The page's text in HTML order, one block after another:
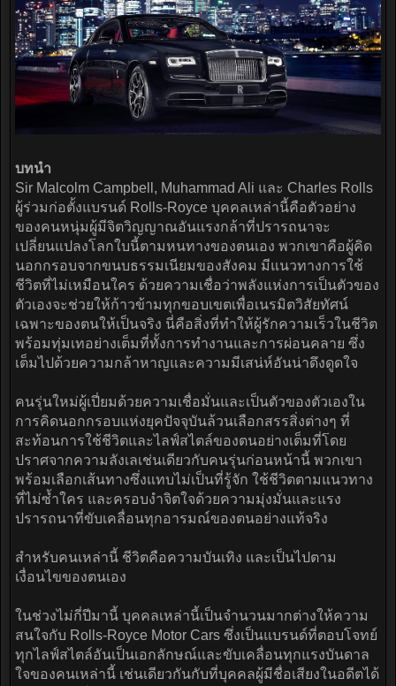
บทนำ
Sir Malcolm Campbell, Muhammad Ali และ Charles Rolls
ผู้ร่วมก่อตั้งแบรนด์ Rolls-Royce บุคคลเหล่านี้คือตัวอย่าง
ของคนหนุ่มผู้มีจิตวิญญาณอันแรงกล้าที่ปรารถนาจะ
เปลี่ยนแปลงโลกใบนี้ตามหนทางของตนเอง พวกเขาคือผู้คิด
นอกกรอบจากขนบธรรมเนียมของสังคม มีแนวทางการใช้
ชีวิตที่ไม่เหมือนใคร ด้วยความเชื่อว่าพลังแห่งการเป็นตัวของ
ตัวเองจะช่วยให้ก้าวข้ามทุกขอบเขตเพื่อเนรมิตวิสัยทัศน์
เฉพาะของตนให้เป็นจริง นี่คือสิ่งที่ทำให้ผู้รักความเร็วในชีวิต
พร้อมทุ่มเทอย่างเต็มที่ทั้งการทำงานและการผ่อนคลาย ซึ่ง
เต็มไปด้วยความกล้าหาญและความมีเสน่ห์อันน่าดึงดูดใจ
คนรุ่นใหม่ผู้เปี่ยมด้วยความเชื่อมั่นและเป็นตัวของตัวเองใน
การคิดนอกกรอบแห่งยุคปัจจุบันล้วนเลือกสรรสิ่งต่างๆ ที่
สะท้อนการใช้ชีวิตและไลฟ์สไตล์ของตนอย่างเต็มที่โดย
ปราศจากความลังเลเช่นเดียวกับคนรุ่นก่อนหน้านี้ พวกเขา
พร้อมเลือกเส้นทางซึ่งแทบไม่เป็นที่รู้จัก ใช้ชีวิตตามแนวทาง
ที่ไม่ซ้ำใคร และครอบงำจิตใจด้วยความมุ่งมั่นและแรง
ปรารถนาที่ขับเคลื่อนทุกอารมณ์ของตนอย่างแท้จริง
สำหรับคนเหล่านี้ ชีวิตคือความบันเทิง และเป็นไปตาม
เงื่อนไขของตนเอง
ในช่วงไม่กี่ปีมานี้ บุคคลเหล่านี้เป็นจำนวนมากต่างให้ความ
สนใจกับ Rolls-Royce Motor Cars ซึ่งเป็นแบรนด์ที่ตอบโจทย์
ทุกไลฟ์สไตล์อันเป็นเอกลักษณ์และขับเคลื่อนทุกแรงบันดาล
ใจของคนเหล่านี้ เช่นเดียวกันกับที่บุคคลผู้มีชื่อเสียงในอดีตได้